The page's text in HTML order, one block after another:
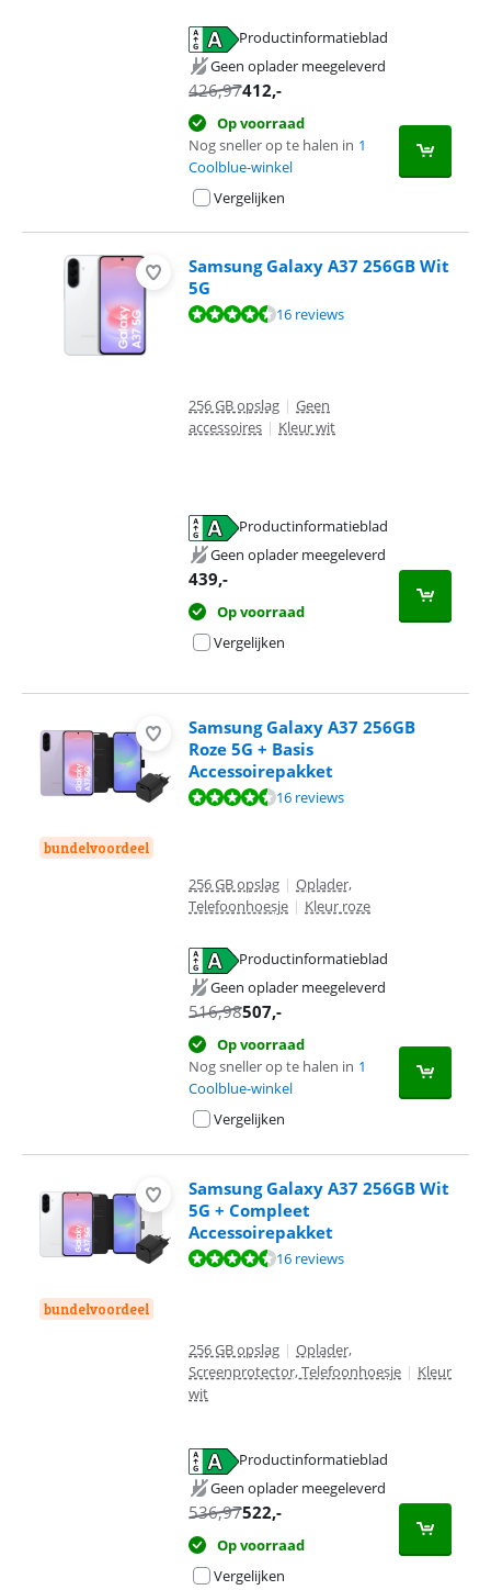
Productinformatieblad
Geen oplader meegeleverd
426,97412,-
Op voorraad
Nog sneller op te halen in 1
Coolblue-winkel
Vergelijken
Samsung Galaxy A37 256GB Wit
5G
Beoordeling is 9,3 van de 10, gebaseerd op 16 reviews.
16 reviews
256 GB opslag | Geen
accessoires | Kleur wit
Productinformatieblad
Geen oplader meegeleverd
439,-
Op voorraad
Vergelijken
bundelvoordeel
Samsung Galaxy A37 256GB
Roze 5G + Basis
Accessoirepakket
Beoordeling is 9,3 van de 10, gebaseerd op 16 reviews.
16 reviews
256 GB opslag | Oplader,
Telefoonhoesje | Kleur roze
Productinformatieblad
Geen oplader meegeleverd
516,98507,-
Op voorraad
Nog sneller op te halen in 1
Coolblue-winkel
Vergelijken
bundelvoordeel
Samsung Galaxy A37 256GB Wit
5G + Compleet
Accessoirepakket
Beoordeling is 9,3 van de 10, gebaseerd op 16 reviews.
16 reviews
256 GB opslag | Oplader,
Screenprotector, Telefoonhoesje | Kleur
wit
Productinformatieblad
Geen oplader meegeleverd
536,97522,-
Op voorraad
Vergelijken